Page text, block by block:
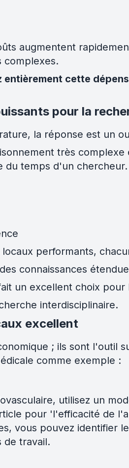
augmentent
complexes.
cette
pour la
la réponse est un
très
temps d'un
performants,
connaissances
un excellent choix
interdisciplinaire.
excellent
; ils sont l'outil
comme exemple :
utilisez un
pour 'l'efficacité de
vous pouvez identifier
de travail.